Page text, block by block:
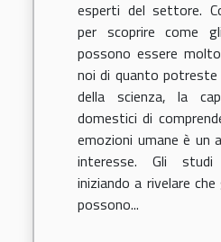
esperti del settore.
per scoprire come
possono essere
noi di quanto potreste
della scienza, la
domestici di
emozioni umane è un
interesse. Gli
iniziando a rivelare
possono...